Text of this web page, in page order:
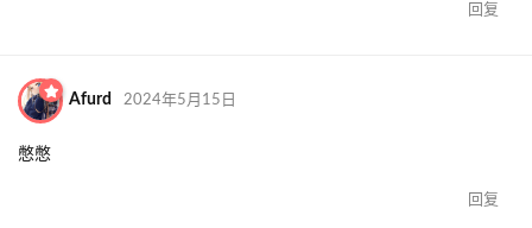
回复
Afurd 2024年5月15日
憋憋
回复